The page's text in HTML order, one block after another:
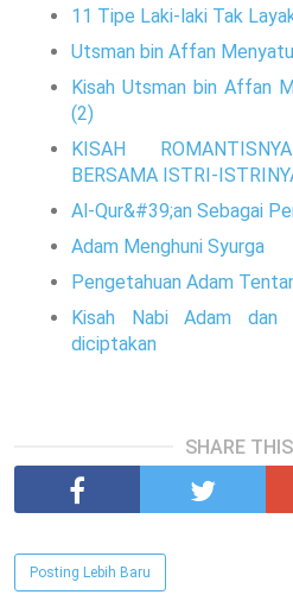
11 Tipe Laki-laki Tak
Utsman bin Affan
Kisah Utsman bin Affan
(2)
KISAH
BERSAMA ISTRI-
Al-Qur&#39;an Sebagai
Adam Menghuni Syurga
Pengetahuan Adam
Kisah Nabi Adam
diciptakan
SHARE
Posting Lebih Baru